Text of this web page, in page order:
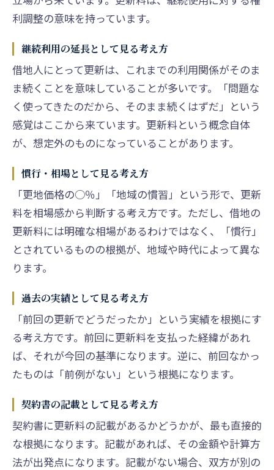
利調整の意味を持っています。
継続利用の延長として見る考え方
借地人にとって更新は、これまでの利用関係がそのま
ま続くことを意味していることが多いです。「問題な
く使ってきたのだから、そのまま続くはずだ」という
感覚はここから来ています。更新料という概念自体
が、想定外のものになっていることがあります。
慣行・相場として見る考え方
「更地価格の○％」「地域の慣習」という形で、更新
料を相場感から判断する考え方です。ただし、借地の
更新料には明確な相場があるわけではなく、「慣行」
とされているものの根拠が、地域や時代によって異な
ります。
過去の実績として見る考え方
「前回の更新でどうだったか」という実績を根拠にす
る考え方です。前回に更新料を支払った経緯があれ
ば、それが今回の基準になります。逆に、前回なかっ
たものは「前例がない」という根拠になります。
契約書の記載として見る考え方
契約書に更新料の記載があるかどうかが、最も直接的
な根拠になります。記載があれば、その金額や計算方
法が出発点になります。記載がない場合、双方が別の